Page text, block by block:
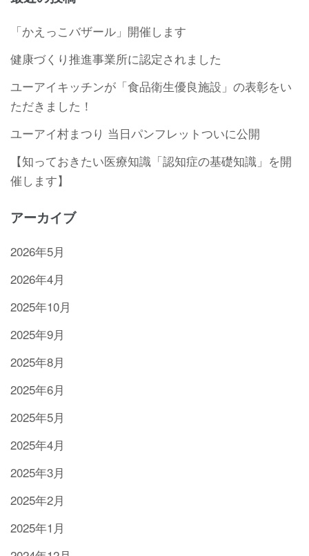
「かえっこバザール」開催します
健康づくり推進事業所に認定されました
ユーアイキッチンが「食品衛生優良施設」の表彰をい
ただきました！
ユーアイ村まつり 当日パンフレットついに公開
【知っておきたい医療知識「認知症の基礎知識」を開
催します】
アーカイブ
2026年5月
2026年4月
2025年10月
2025年9月
2025年8月
2025年6月
2025年5月
2025年4月
2025年3月
2025年2月
2025年1月